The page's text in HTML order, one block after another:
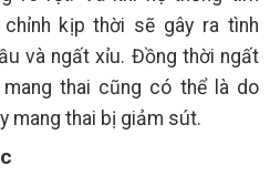
kịp thời sẽ gây ra tình
và ngất xỉu. Đồng thời ngất
thai cũng có thể là do
mang thai bị giảm sút.